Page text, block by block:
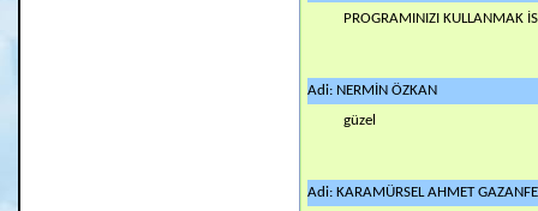
PROGRAMINIZI KULLANMAK
Adi: NERMİN ÖZKAN
güzel
Adi: KARAMÜRSEL AHMET